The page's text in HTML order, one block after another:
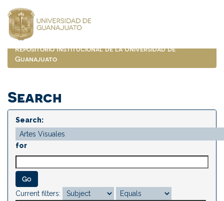
navigation
Repositorio Institucional de la Universidad de
Guanajuato
Search
Search:
for
Current filters: